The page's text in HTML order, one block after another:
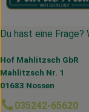
Du hast eine Frage?
Hof Mahlitzsch GbR
Mahlitzsch Nr. 1
01683 Nossen
035242-65620